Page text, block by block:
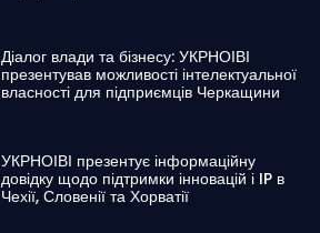
Діалог влади та бізнесу: УКРНОІВІ
презентував можливості інтелектуальної
власності для підприємців Черкащини
УКРНОІВІ презентує інформаційну
довідку щодо підтримки інновацій і IP в
Чехії, Словенії та Хорватії